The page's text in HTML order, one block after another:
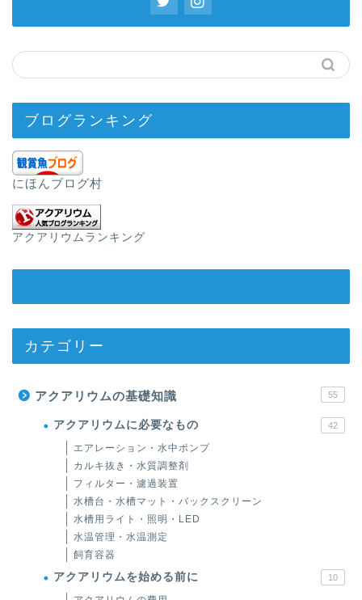
ブログランキング
にほんブログ村
アクアリウムランキング
カテゴリー
アクアリウムの基礎知識 55
アクアリウムに必要なもの 42
エアレーション・水中ポンプ
カルキ抜き・水質調整剤
フィルター・濾過装置
水槽台・水槽マット・バックスクリーン
水槽用ライト・照明・LED
水温管理・水温測定
飼育容器
アクアリウムを始める前に 10